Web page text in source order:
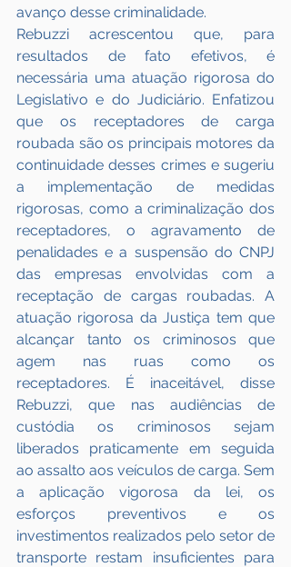
avanço desse criminalidade.
Rebuzzi acrescentou que, para
resultados de fato efetivos, é
necessária uma atuação rigorosa do
Legislativo e do Judiciário. Enfatizou
que os receptadores de carga
roubada são os principais motores da
continuidade desses crimes e sugeriu
a implementação de medidas
rigorosas, como a criminalização dos
receptadores, o agravamento de
penalidades e a suspensão do CNPJ
das empresas envolvidas com a
receptação de cargas roubadas. A
atuação rigorosa da Justiça tem que
alcançar tanto os criminosos que
agem nas ruas como os
receptadores. É inaceitável, disse
Rebuzzi, que nas audiências de
custódia os criminosos sejam
liberados praticamente em seguida
ao assalto aos veículos de carga. Sem
a aplicação vigorosa da lei, os
esforços preventivos e os
investimentos realizados pelo setor de
transporte restam insuficientes para